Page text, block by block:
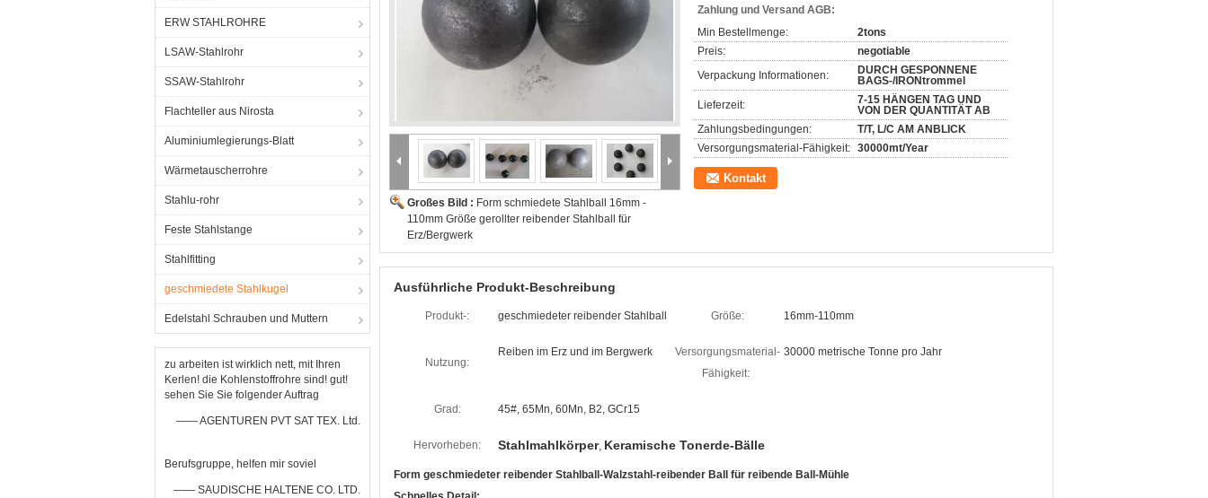
ERW STAHLROHRE
LSAW-Stahlrohr
SSAW-Stahlrohr
Flachteller aus Nirosta
Aluminiumlegierungs-Blatt
Wärmetauscherrohre
Stahlu-rohr
Feste Stahlstange
Stahlfitting
geschmiedete Stahlkugel
Edelstahl Schrauben und Muttern
zu arbeiten ist wirklich nett, mit Ihren
Kerlen! die Kohlenstoffrohre sind! gut!
sehen Sie Sie folgender Auftrag
—— AGENTUREN PVT SAT TEX. Ltd.
Berufsgruppe, helfen mir soviel
—— SAUDISCHE HALTENE CO. LTD.
Großes Bild : Form schmiedete Stahlball 16mm -
110mm Größe gerollter reibender Stahlball für
Erz/Bergwerk
Zahlung und Versand AGB:
Min Bestellmenge:
2tons
Preis:
negotiable
Verpackung Informationen:
DURCH GESPONNENE
BAGS-/IRONtrommel
Lieferzeit:
7-15 HÄNGEN TAG UND
VON DER QUANTITÄT AB
Zahlungsbedingungen:
T/T, L/C AM ANBLICK
Versorgungsmaterial-Fähigkeit: 30000mt/Year
Kontakt
Ausführliche Produkt-Beschreibung
Produkt-: geschmiedeter reibender Stahlball Größe: 16mm-110mm
Nutzung:
Reiben im Erz und im Bergwerk
Versorgungsmaterial-
Fähigkeit:
30000 metrische Tonne pro Jahr
Grad: 45#, 65Mn, 60Mn, B2, GCr15
Hervorheben: Stahlmahlkörper, Keramische Tonerde-Bälle
Form geschmiedeter reibender Stahlball-Walzstahl-reibender Ball für reibende Ball-Mühle